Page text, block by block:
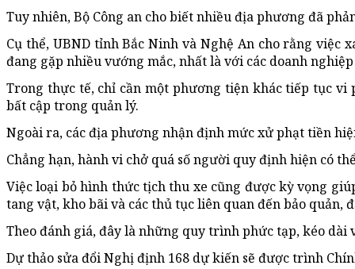
Tuy nhiên, Bộ Công an cho biết nhiều địa phương đã
Cụ thể, UBND tỉnh Bắc Ninh và Nghệ An cho rằng
đang gặp nhiều vướng mắc, nhất là với các doanh
Trong thực tế, chỉ cần một phương tiện khác tiếp tục
bất cập trong quản lý.
Ngoài ra, các địa phương nhận định mức xử phạt tiền
Chẳng hạn, hành vi chở quá số người quy định hiện có
Việc loại bỏ hình thức tịch thu xe cũng được kỳ vọng
tang vật, kho bãi và các thủ tục liên quan đến bảo quản,
Theo đánh giá, đây là những quy trình phức tạp, kéo dài
Dự thảo sửa đổi Nghị định 168 dự kiến sẽ được trình